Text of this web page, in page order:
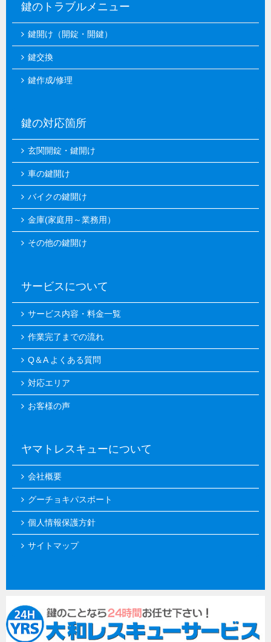
鍵のトラブルメニュー
鍵開け（開錠・開鍵）
鍵交換
鍵作成/修理
鍵の対応箇所
玄関開錠・鍵開け
車の鍵開け
バイクの鍵開け
金庫(家庭用～業務用）
その他の鍵開け
サービスについて
サービス内容・料金一覧
作業完了までの流れ
Q＆A よくある質問
対応エリア
お客様の声
ヤマトレスキューについて
会社概要
グーチョキパスポート
個人情報保護方針
サイトマップ